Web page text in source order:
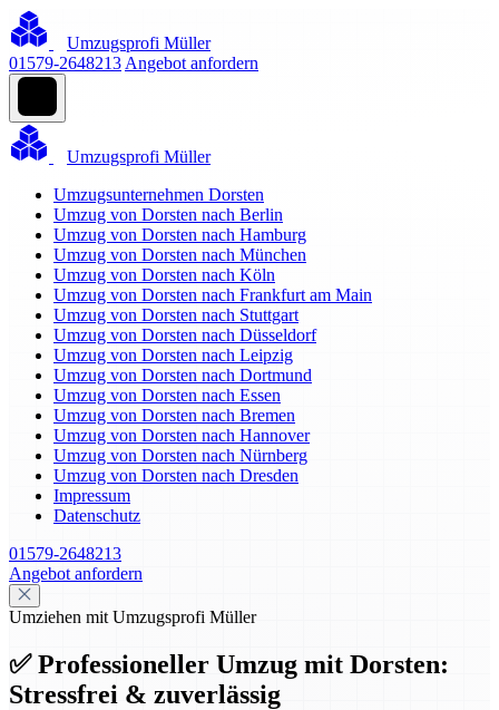
Umzugsprofi Müller
01579-2648213 Angebot anfordern
Umzugsprofi Müller
Umzugsunternehmen Dorsten
Umzug von Dorsten nach Berlin
Umzug von Dorsten nach Hamburg
Umzug von Dorsten nach München
Umzug von Dorsten nach Köln
Umzug von Dorsten nach Frankfurt am Main
Umzug von Dorsten nach Stuttgart
Umzug von Dorsten nach Düsseldorf
Umzug von Dorsten nach Leipzig
Umzug von Dorsten nach Dortmund
Umzug von Dorsten nach Essen
Umzug von Dorsten nach Bremen
Umzug von Dorsten nach Hannover
Umzug von Dorsten nach Nürnberg
Umzug von Dorsten nach Dresden
Impressum
Datenschutz
01579-2648213
Angebot anfordern
Umziehen mit Umzugsprofi Müller
✅ Professioneller Umzug mit Dorsten:
Stressfrei & zuverlässig